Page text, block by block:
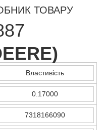
ТОВАРУ
)
Властивість
0.17000
7318166090